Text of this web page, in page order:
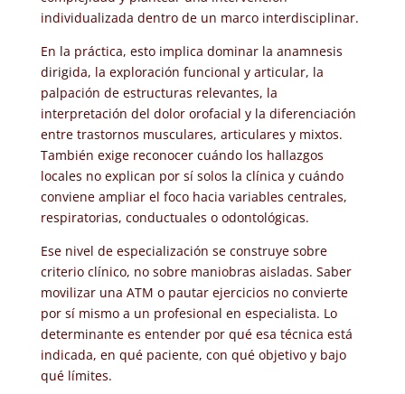
individualizada dentro de un marco interdisciplinar.
En la práctica, esto implica dominar la anamnesis
dirigida, la exploración funcional y articular, la
palpación de estructuras relevantes, la
interpretación del dolor orofacial y la diferenciación
entre trastornos musculares, articulares y mixtos.
También exige reconocer cuándo los hallazgos
locales no explican por sí solos la clínica y cuándo
conviene ampliar el foco hacia variables centrales,
respiratorias, conductuales o odontológicas.
Ese nivel de especialización se construye sobre
criterio clínico, no sobre maniobras aisladas. Saber
movilizar una ATM o pautar ejercicios no convierte
por sí mismo a un profesional en especialista. Lo
determinante es entender por qué esa técnica está
indicada, en qué paciente, con qué objetivo y bajo
qué límites.